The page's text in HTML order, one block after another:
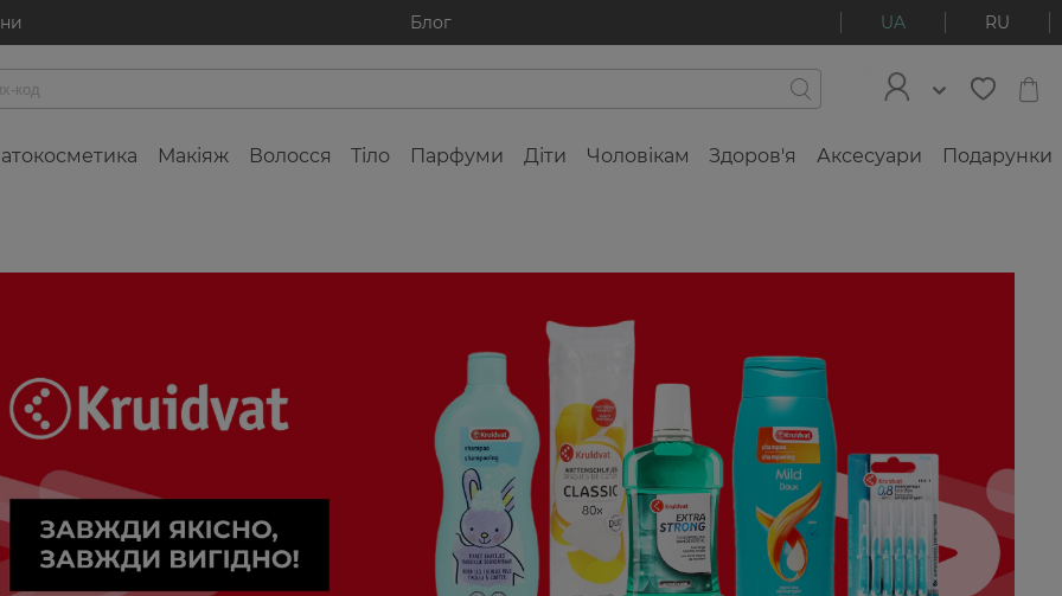
Блог UA RU
Макіяж Волосся Тіло Парфуми Діти Чоловікам Здоров'я Аксесуари Подарунки